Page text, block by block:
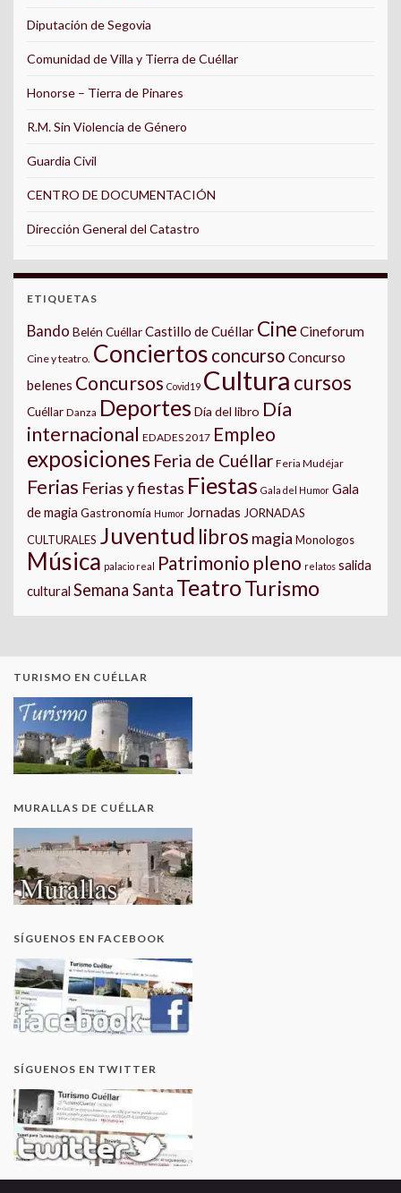
Diputación de Segovia
Comunidad de Villa y Tierra de Cuéllar
Honorse – Tierra de Pinares
R.M. Sin Violencia de Género
Guardia Civil
CENTRO DE DOCUMENTACIÓN
Dirección General del Catastro
ETIQUETAS
Bando Belén CuéllarCastillo de Cuéllar Cine Cineforum
Cine y teatro. Conciertos concurso Concurso
belenes Concursos Covid19 Cultura cursos
Cuéllar Danza Deportes Día del libro Día
internacional EDADES 2017 Empleo
exposiciones Feria de Cuéllar Feria Mudéjar
Ferias Ferias y fiestas Fiestas Gala del Humor Gala
de magia Gastronomía Humor Jornadas JORNADAS
CULTURALES Juventud libros magia Monologos
Música palacio real Patrimonio pleno relatos salida
cultural Semana Santa TeatroTurismo
TURISMO EN CUÉLLAR
MURALLAS DE CUÉLLAR
SÍGUENOS EN FACEBOOK
SÍGUENOS EN TWITTER